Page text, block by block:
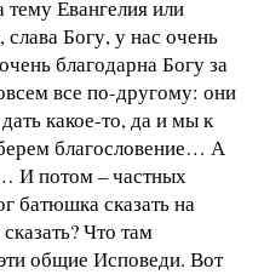
Евангелия или
слава Богу, у нас очень
благодарна Богу за
все по-другому: они
какое-то, да и мы к
благословение… А
И потом – частных
батюшка сказать на
Что там
общие Исповеди. Вот